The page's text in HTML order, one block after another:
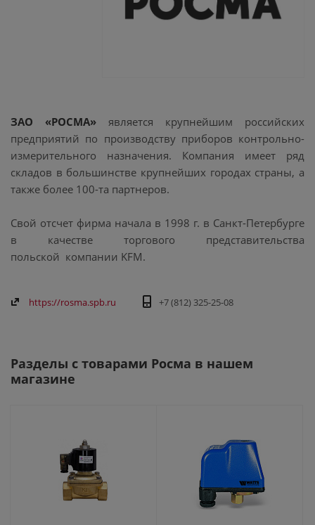
ЗАО «РОСМА» является крупнейшим российских
предприятий по производству приборов контрольно-
измерительного назначения. Компания имеет ряд
складов в большинстве крупнейших городах страны, а
также более 100-та партнеров.
Свой отсчет фирма начала в 1998 г. в Санкт-Петербурге
в качестве торгового представительства
польской компании KFM.
https://rosma.spb.ru +7 (812) 325-25-08
Разделы с товарами Росма в нашем
магазине